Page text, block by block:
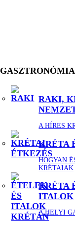
GASZTRONÓMIA
RAKI,
A HÍRES
KRÉTA
HOGYAN
KRÉTAIAK
KRÉTA
ITALOK
A HELYI